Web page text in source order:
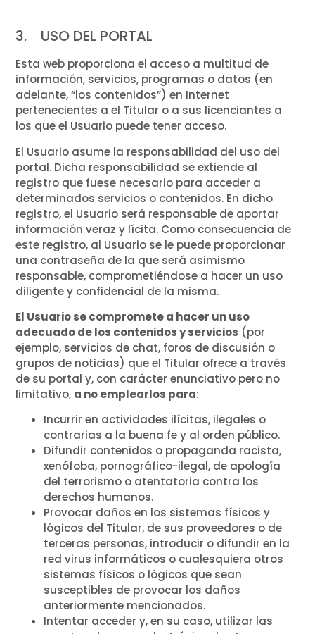
3. USO DEL PORTAL
Esta web proporciona el acceso a multitud de
información, servicios, programas o datos (en
adelante, “los contenidos”) en Internet
pertenecientes a el Titular o a sus licenciantes a
los que el Usuario puede tener acceso.
El Usuario asume la responsabilidad del uso del
portal. Dicha responsabilidad se extiende al
registro que fuese necesario para acceder a
determinados servicios o contenidos. En dicho
registro, el Usuario será responsable de aportar
información veraz y lícita. Como consecuencia de
este registro, al Usuario se le puede proporcionar
una contraseña de la que será asimismo
responsable, comprometiéndose a hacer un uso
diligente y confidencial de la misma.
El Usuario se compromete a hacer un uso
adecuado de los contenidos y servicios (por
ejemplo, servicios de chat, foros de discusión o
grupos de noticias) que el Titular ofrece a través
de su portal y, con carácter enunciativo pero no
limitativo, a no emplearlos para:
Incurrir en actividades ilícitas, ilegales o
contrarias a la buena fe y al orden público.
Difundir contenidos o propaganda racista,
xenófoba, pornográfico-ilegal, de apología
del terrorismo o atentatoria contra los
derechos humanos.
Provocar daños en los sistemas físicos y
lógicos del Titular, de sus proveedores o de
terceras personas, introducir o difundir en la
red virus informáticos o cualesquiera otros
sistemas físicos o lógicos que sean
susceptibles de provocar los daños
anteriormente mencionados.
Intentar acceder y, en su caso, utilizar las